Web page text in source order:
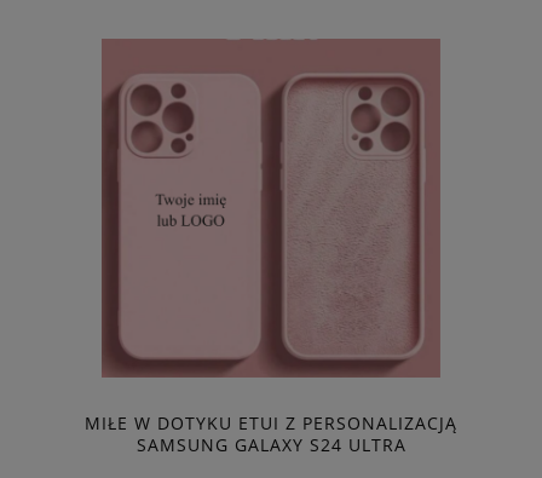
MIŁE W DOTYKU ETUI Z PERSONALIZACJĄ
SAMSUNG GALAXY S24 ULTRA